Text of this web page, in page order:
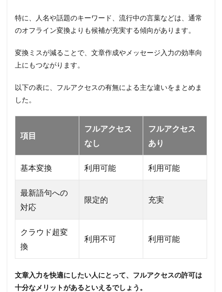
特に、人名や話題のキーワード、流行中の言葉などは、通常
のオフライン変換よりも候補が充実する傾向があります。
変換ミスが減ることで、文章作成やメッセージ入力の効率向
上にもつながります。
以下の表に、フルアクセスの有無による主な違いをまとめま
した。
項目
フルアクセス
なし
フルアクセス
あり
基本変換 利用可能 利用可能
最新語句への
対応
限定的 充実
クラウド超変
換
利用不可 利用可能
文章入力を快適にしたい人にとって、フルアクセスの許可は
十分なメリットがあるといえるでしょう。